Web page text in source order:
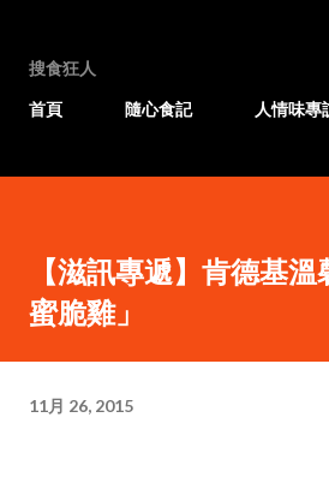
搜食狂人
首頁
隨心食記 人情味專
【滋訊專遞】肯德基
蜜脆雞」
11月 26, 2015